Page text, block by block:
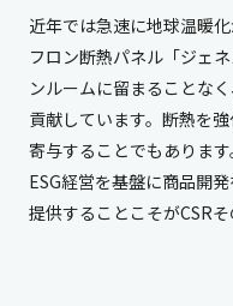
近年では急速に地球温暖
フロン断熱パネル「ジェ
ンルームに留まることな
貢献しています。断熱を
寄与することでもあります
ESG経営を基盤に商品開
提供することこそがCSR